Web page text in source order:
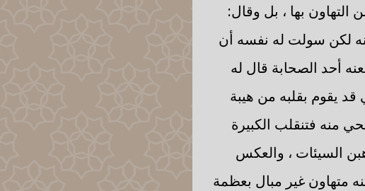
التهاون بها ، بل وقال:
لكن سولت له نفسه أن
أحد الصحابة قال له
قد يقوم بقلبه من هيبة
منه فتنقلب الكبيرة
السيئات ، والعكس
متهاون غير مبال بعظمة